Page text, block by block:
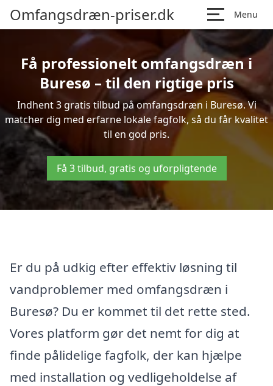
Omfangsdræn-priser.dk Menu
Få professionelt omfangsdræn i
Buresø – til den rigtige pris
Indhent 3 gratis tilbud på omfangsdræn i Buresø. Vi
matcher dig med erfarne lokale fagfolk, så du får kvalitet
til en god pris.
Få 3 tilbud, gratis og uforpligtende
Er du på udkig efter effektiv løsning til
vandproblemer med omfangsdræn i
Buresø? Du er kommet til det rette sted.
Vores platform gør det nemt for dig at
finde pålidelige fagfolk, der kan hjælpe
med installation og vedligeholdelse af